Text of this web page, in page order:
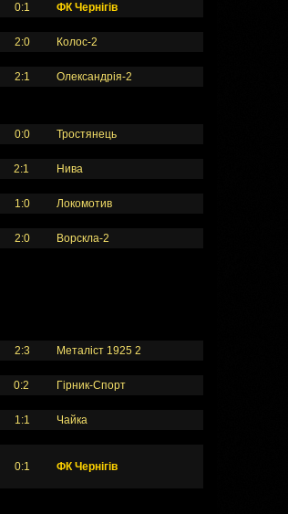
0:1 ФК Чернігів
2:0 Колос-2
2:1 Олександрія-2
0:0 Тростянець
2:1 Нива
1:0 Локомотив
2:0 Ворскла-2
2:3 Металіст 1925 2
0:2 Гірник-Спорт
1:1 Чайка
0:1 ФК Чернігів